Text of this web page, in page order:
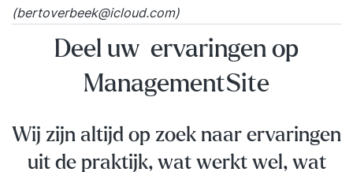
(bertoverbeek@icloud.com)
Deel uw ervaringen op
ManagementSite
Wij zijn altijd op zoek naar ervaringen
uit de praktijk, wat werkt wel, wat